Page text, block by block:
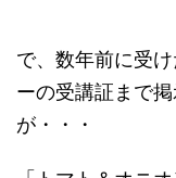
で、数年前に受
ーの受講証まで
が・・・